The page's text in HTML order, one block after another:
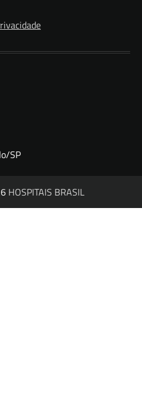
SP
HOSPITAIS BRASIL